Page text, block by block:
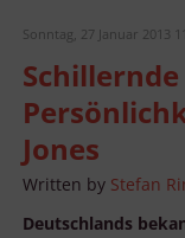
Sonntag, 27 Januar 2013
Jones
Written by Stefan
Deutschlands